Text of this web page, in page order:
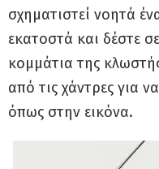
σχηματιστεί νοητά
εκατοστά και δέστε
κομμάτια της
από τις χάντρες για
όπως στην εικόνα.